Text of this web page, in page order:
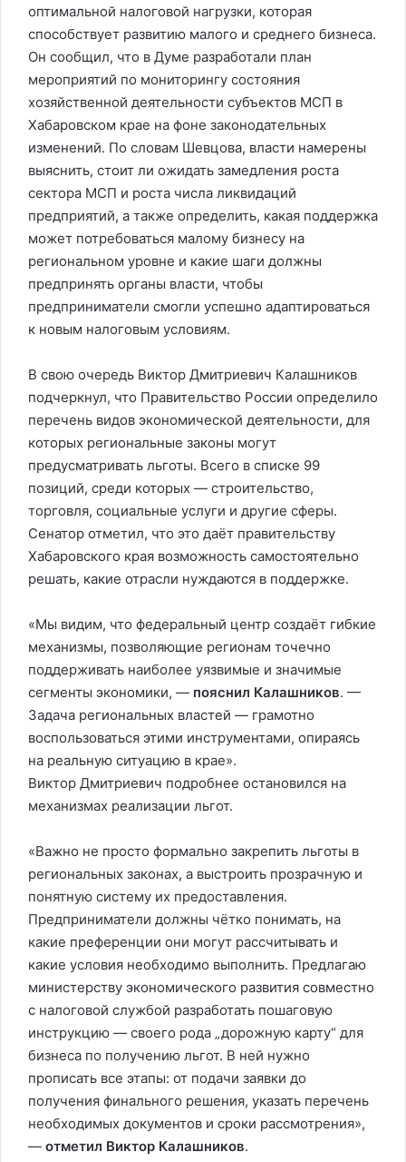
оптимальной налоговой нагрузки, которая
способствует развитию малого и среднего бизнеса.
Он сообщил, что в Думе разработали план
мероприятий по мониторингу состояния
хозяйственной деятельности субъектов МСП в
Хабаровском крае на фоне законодательных
изменений. По словам Шевцова, власти намерены
выяснить, стоит ли ожидать замедления роста
сектора МСП и роста числа ликвидаций
предприятий, а также определить, какая поддержка
может потребоваться малому бизнесу на
региональном уровне и какие шаги должны
предпринять органы власти, чтобы
предприниматели смогли успешно адаптироваться
к новым налоговым условиям.
В свою очередь Виктор Дмитриевич Калашников
подчеркнул, что Правительство России определило
перечень видов экономической деятельности, для
которых региональные законы могут
предусматривать льготы. Всего в списке 99
позиций, среди которых — строительство,
торговля, социальные услуги и другие сферы.
Сенатор отметил, что это даёт правительству
Хабаровского края возможность самостоятельно
решать, какие отрасли нуждаются в поддержке.
«Мы видим, что федеральный центр создаёт гибкие
механизмы, позволяющие регионам точечно
поддерживать наиболее уязвимые и значимые
сегменты экономики, — пояснил Калашников. —
Задача региональных властей — грамотно
воспользоваться этими инструментами, опираясь
на реальную ситуацию в крае».
Виктор Дмитриевич подробнее остановился на
механизмах реализации льгот.
«Важно не просто формально закрепить льготы в
региональных законах, а выстроить прозрачную и
понятную систему их предоставления.
Предприниматели должны чётко понимать, на
какие преференции они могут рассчитывать и
какие условия необходимо выполнить. Предлагаю
министерству экономического развития совместно
с налоговой службой разработать пошаговую
инструкцию — своего рода „дорожную карту“ для
бизнеса по получению льгот. В ней нужно
прописать все этапы: от подачи заявки до
получения финального решения, указать перечень
необходимых документов и сроки рассмотрения»,
— отметил Виктор Калашников.